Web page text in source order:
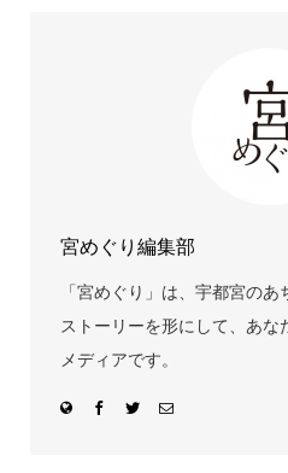
宮めぐり編集部
「宮めぐり」は、宇都宮の
ストーリーを形にして、あ
メディアです。